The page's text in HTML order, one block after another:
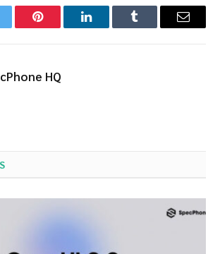
Pinterest LinkedInTumblr Email
HQ